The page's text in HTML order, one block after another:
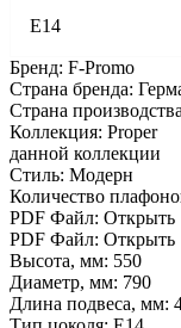
E14
Бренд: F-Promo
Страна бренда:
Страна
Коллекция: Proper
данной коллекции
Стиль: Модерн
Количество
PDF Файл: Открыть
PDF Файл: Открыть
Высота, мм: 550
Диаметр, мм: 790
Длина подвеса, мм: